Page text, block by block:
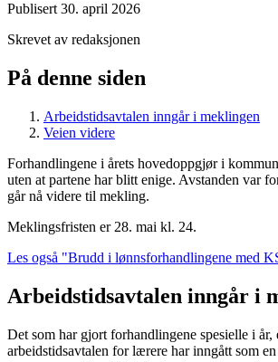
Publisert 30. april 2026
Skrevet av redaksjonen
På denne siden
Arbeidstidsavtalen inngår i meklingen
Veien videre
Forhandlingene i årets hovedoppgjør i
uten at partene har blitt enige. Avstanden var
går nå videre til mekling.
Meklingsfristen er 28. mai kl. 24.
Les også "Brudd i lønnsforhandlingene med
Arbeidstidsavtalen inngår i
Det som har gjort forhandlingene spesielle i år,
arbeidstidsavtalen for lærere har inngått som